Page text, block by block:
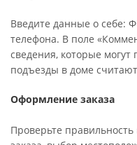
Введите данные о себе:
телефона. В поле
сведения, которые могут
подъезды в доме
Оформление заказа
Проверьте